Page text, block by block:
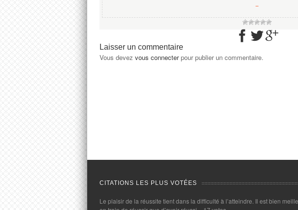
−
Laisser un commentaire
Vous devez vous connecterpour publier un commentaire.
CITATIONS LES PLUS VOTÉES
Le plaisir de la réussite tient dans la difficulté à l’atteindre. Il est bien